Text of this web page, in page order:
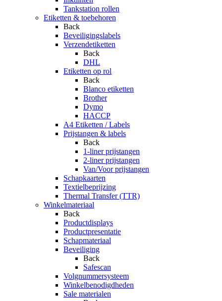
Tankstation rollen
Etiketten & toebehoren
Back
Beveiligingslabels
Verzendetiketten
Back
DHL
Etiketten op rol
Back
Blanco etiketten
Brother
Dymo
HACCP
A4 Etiketten / Labels
Prijstangen & labels
Back
1-liner prijstangen
2-liner prijstangen
Van/Voor prijstangen
Schapkaarten
Textielbeprijzing
Thermal Transfer (TTR)
Winkelmateriaal
Back
Productdisplays
Productpresentatie
Schapmateriaal
Beveiliging
Back
Safescan
Volgnummersysteem
Winkelbenodigdheden
Sale materialen